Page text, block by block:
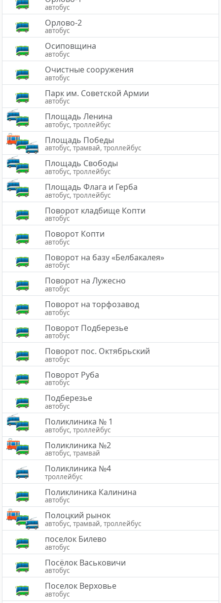
автобус
Орлово-2
автобус
Осиповщина
автобус
Очистные сооружения
автобус
Парк им. Советской Армии
автобус
Площадь Ленина
автобус, троллейбус
Площадь Победы
автобус, трамвай, троллейбус
Площадь Свободы
автобус, троллейбус
Площадь Флага и Герба
автобус, троллейбус
Поворот кладбище Копти
автобус
Поворот Копти
автобус
Поворот на базу «Белбакалея»
автобус
Поворот на Лужесно
автобус
Поворот на торфозавод
автобус
Поворот Подберезье
автобус
Поворот пос. Октябрьский
автобус
Поворот Руба
автобус
Подберезье
автобус
Поликлиника № 1
автобус, троллейбус
Поликлиника №2
автобус, трамвай
Поликлиника №4
троллейбус
Поликлиника Калинина
автобус
Полоцкий рынок
автобус, трамвай, троллейбус
поселок Билево
автобус
Посёлок Васьковичи
автобус
Поселок Верховье
автобус